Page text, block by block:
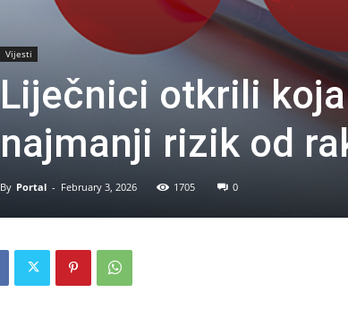
Vijesti
Liječnici otkrili
najmanji rizik od
By Portal - February 3, 2026 1705 0